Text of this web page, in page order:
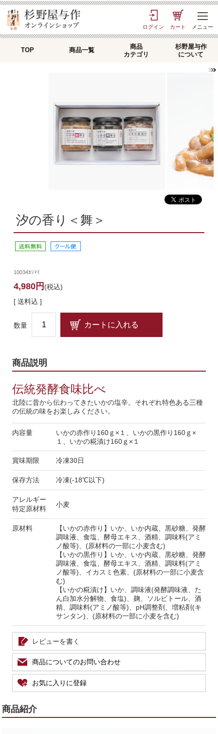
ログイン カート メニュー
TOP 商品一覧
商品
カテゴリ
杉野屋与作
について
汐の香り＜舞＞
10034ﾖｼﾏｲ
4,980円 (税込)
[ 送料込 ]
数量
商品説明
伝統発酵食味比べ
北陸に昔から伝わってきたいかの塩辛。それぞれ特色ある三種
の伝統の味をお楽しみください。
内容量
いかの赤作り160ｇ×１、いかの黒作り160ｇ×
１、いかの糀漬け160ｇ×１
賞味期限 冷凍30日
保存方法 冷凍(-18℃以下)
アレルギー
特定原材料
小麦
原材料
【いかの赤作り】いか、いか内蔵、黒砂糖、発酵
調味液、食塩、酵母エキス、酒精、調味料(アミ
ノ酸等)、(原材料の一部に小麦含む)
【いかの黒作り】いか、いか内蔵、黒砂糖、発酵
調味液、食塩、酵母エキス、酒精、調味料(アミ
ノ酸等)、イカスミ色素、(原材料の一部に小麦含
む)
【いかの糀漬け】いか、調味液(発酵調味液、た
ん白加水分解物、食塩)、麹、ソルビトール、酒
精、調味料(アミノ酸等)、pH調整剤、増粘剤(キ
サンタン)、(原材料の一部に小麦を含む)
レビューを書く
商品についてのお問い合わせ
お気に入りに登録
商品紹介